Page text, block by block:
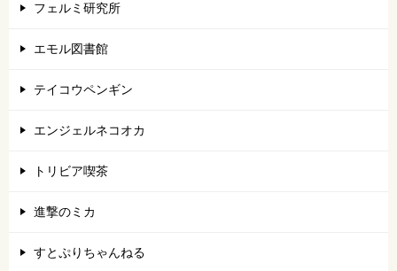
フェルミ研究所
エモル図書館
テイコウペンギン
エンジェルネコオカ
トリビア喫茶
進撃のミカ
すとぷりちゃんねる